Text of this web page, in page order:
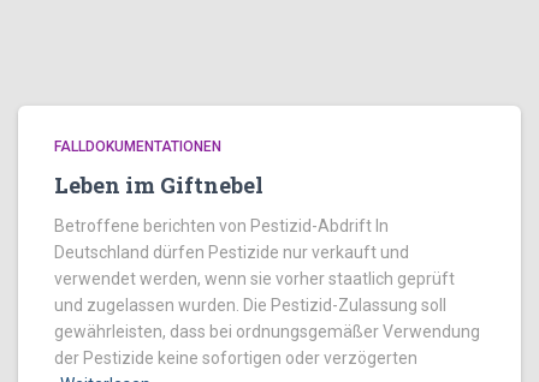
FALLDOKUMENTATIONEN
Leben im Giftnebel
Betroffene berichten von Pestizid-Abdrift In
Deutschland dürfen Pestizide nur verkauft und
verwendet werden, wenn sie vorher staatlich geprüft
und zugelassen wurden. Die Pestizid-Zulassung soll
gewährleisten, dass bei ordnungsgemäßer Verwendung
der Pestizide keine sofortigen oder verzögerten